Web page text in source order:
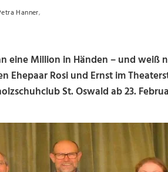
Hanner,
eine Million in Händen – und weiß
Ehepaar Rosi und Ernst im
St. Oswald ab 23.